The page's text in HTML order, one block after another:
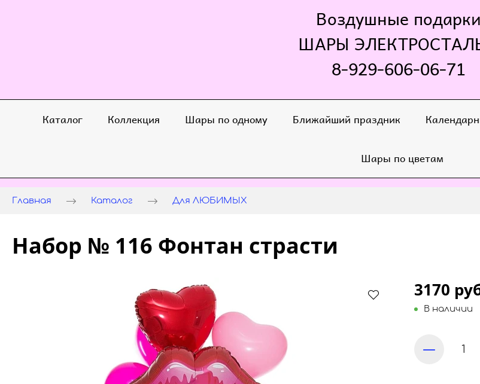
Воздушные подарки
ШАРЫ
8-929-606-06-71
Каталог Коллекция Шары по одному Ближайший праздник
Шары по цветам
Главная Каталог Для ЛЮБИМЫХ
Набор № 116 Фонтан страсти
3170
В наличии